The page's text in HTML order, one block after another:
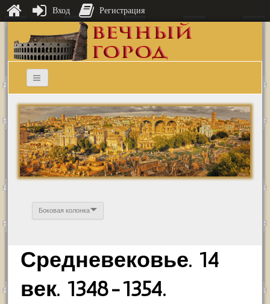
Боковая колонка
Средневековье. 14
век. 1348-1354.
Вход Регистрация